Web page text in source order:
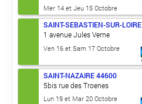
Mer 14 et Jeu 15 Octobre
SAINT-SEBASTIEN-SUR-LOIRE
1 avenue Jules Verne
Ven 16 et Sam 17 Octobre
SAINT-NAZAIRE 44600
5bis rue des Troenes
Lun 19 et Mar 20 Octobre